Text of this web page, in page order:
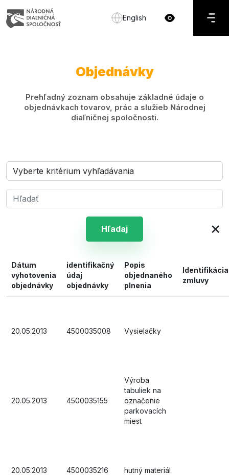
English
Objednávky
Prehľadný zoznam obsahuje základné údaje o
objednávkach tovarov, prác a služieb Národnej
diaľničnej spoločnosti.
Hľadaj ×
Dátum
vyhotovenia
objednávky
identifikačný
údaj
objednávky
Popis
objednaného
plnenia
Identifikácia
zmluvy
20.05.2013 4500035008 Vysielačky
20.05.2013 4500035155
Výroba
tabuliek na
označenie
parkovacích
miest
20.05.2013 4500035216 hutný materiál